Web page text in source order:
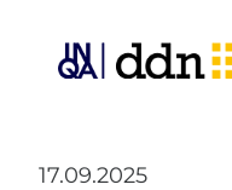
17.09.2025